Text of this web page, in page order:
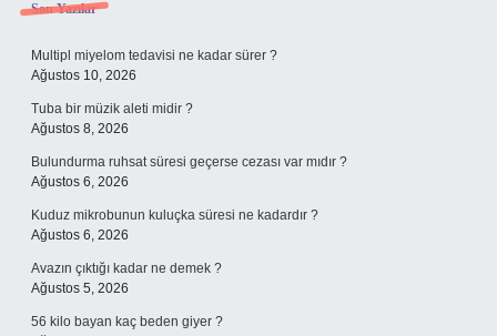
Sidebar
Son Yazılar
Multipl miyelom tedavisi ne kadar sürer ?
Ağustos 10, 2026
Tuba bir müzik aleti midir ?
Ağustos 8, 2026
Bulundurma ruhsat süresi geçerse cezası var mıdır ?
Ağustos 6, 2026
Kuduz mikrobunun kuluçka süresi ne kadardır ?
Ağustos 6, 2026
Avazın çıktığı kadar ne demek ?
Ağustos 5, 2026
56 kilo bayan kaç beden giyer ?